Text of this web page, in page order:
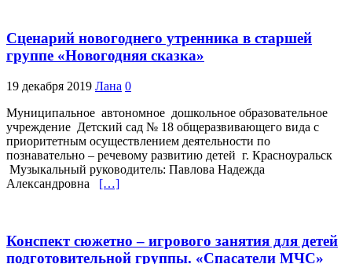
Сценарий новогоднего утренника в старшей
группе «Новогодняя сказка»
19 декабря 2019 Лана 0
Муниципальное автономное дошкольное образовательное
учреждение Детский сад № 18 общеразвивающего вида с
приоритетным осуществлением деятельности по
познавательно – речевому развитию детей г. Красноуральск
Музыкальный руководитель: Павлова Надежда
Александровна […]
Конспект сюжетно – игрового занятия для детей
подготовительной группы. «Спасатели МЧС»